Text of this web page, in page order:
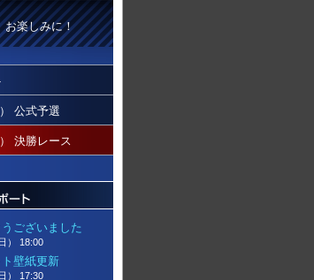
お楽しみに！
公式予選
決勝レース
ございました
） 18:00
壁紙更新
） 17:30